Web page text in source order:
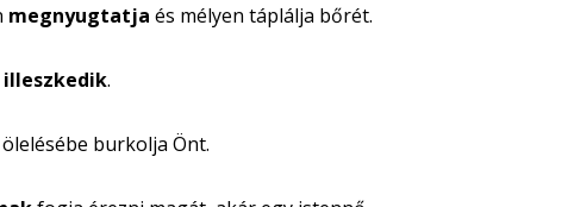
megnyugtatja és mélyen táplálja bőrét.
illeszkedik.
ölelésébe burkolja Önt.